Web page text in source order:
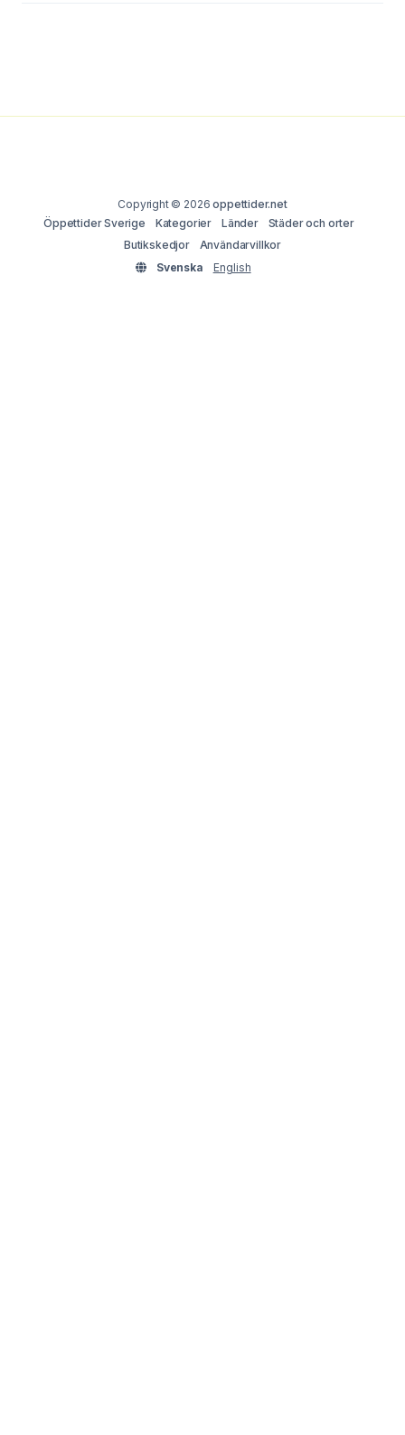
Copyright © 2026oppettider.net
Öppettider Sverige
Kategorier Länder
Städer och orter
Butikskedjor
Användarvillkor
Svenska
English